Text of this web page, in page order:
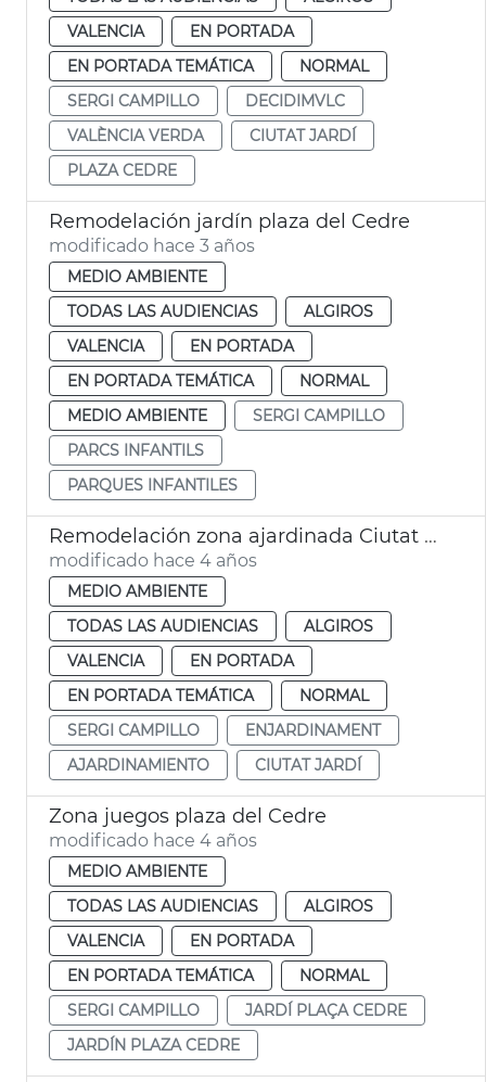
VALENCIA
EN PORTADA
EN PORTADA TEMÁTICA
NORMAL
SERGI CAMPILLO
DECIDIMVLC
VALÈNCIA VERDA
CIUTAT JARDÍ
PLAZA CEDRE
Remodelación jardín plaza del Cedre
modificado hace 3 años
MEDIO AMBIENTE
TODAS LAS AUDIENCIAS
ALGIROS
VALENCIA
EN PORTADA
EN PORTADA TEMÁTICA
NORMAL
MEDIO AMBIENTE
SERGI CAMPILLO
PARCS INFANTILS
PARQUES INFANTILES
Remodelación zona ajardinada Ciutat Jardí
modificado hace 4 años
MEDIO AMBIENTE
TODAS LAS AUDIENCIAS
ALGIROS
VALENCIA
EN PORTADA
EN PORTADA TEMÁTICA
NORMAL
SERGI CAMPILLO
ENJARDINAMENT
AJARDINAMIENTO
CIUTAT JARDÍ
Zona juegos plaza del Cedre
modificado hace 4 años
MEDIO AMBIENTE
TODAS LAS AUDIENCIAS
ALGIROS
VALENCIA
EN PORTADA
EN PORTADA TEMÁTICA
NORMAL
SERGI CAMPILLO
JARDÍ PLAÇA CEDRE
JARDÍN PLAZA CEDRE